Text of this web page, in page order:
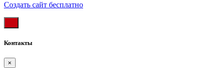
Создать cайт бесплатно
Контакты
×